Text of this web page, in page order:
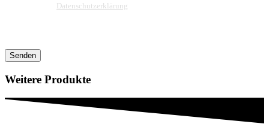
Datenschutzerklärung
Senden
Weitere Produkte